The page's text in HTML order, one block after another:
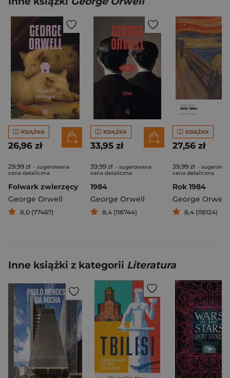
KSIĄŻKA
26,96 zł
29,99 zł - sugerowana
cena detaliczna
Folwark zwierzęcy
George Orwell
8,0 (77467)
KSIĄŻKA
33,95 zł
39,99 zł - sugerowana
cena detaliczna
1984
George Orwell
8,4 (118744)
KSIĄŻKA
27,56 zł
39,99 zł -
cena detaliczna
Rok 1984
George Orwell
8,4 (118124)
Inne książki z kategorii Literatura